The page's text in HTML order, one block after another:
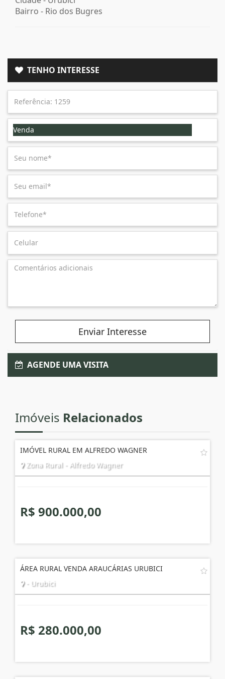
Bairro - Rio dos Bugres
TENHO INTERESSE
Venda
Enviar Interesse
AGENDE UMA VISITA
Imóveis Relacionados
IMÓVEL RURAL EM ALFREDO WAGNER
Zona Rural - Alfredo Wagner
R$ 900.000,00
ÁREA RURAL VENDA ARAUCÁRIAS URUBICI
- Urubici
R$ 280.000,00